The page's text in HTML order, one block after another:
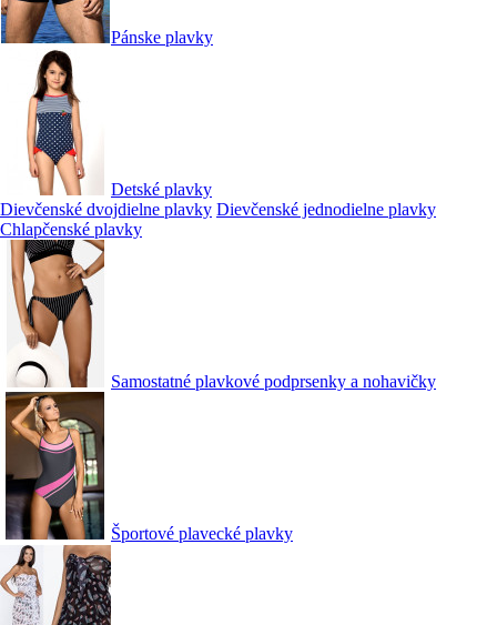
Pánske plavky
Detské plavky
Dievčenské dvojdielne plavky Dievčenské jednodielne plavky
Chlapčenské plavky
Samostatné plavkové podprsenky a nohavičky
Športové plavecké plavky